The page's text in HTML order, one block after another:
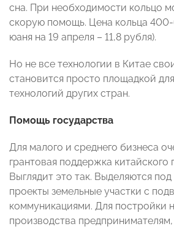
сна. При необходимости кольцо
скорую помощь. Цена кольца
юаня на 19 апреля – 11,8 рубля).
Но не все технологии в Китае
становится просто площадкой
технологий других стран.
Помощь государства
Для малого и среднего бизнеса
грантовая поддержка китайского
Выглядит это так. Выделяются
проекты земельные участки с
коммуникациями. Для постройки
производства